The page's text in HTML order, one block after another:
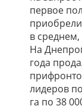
первое
в среднем,
На
года
лидеров
га по 38